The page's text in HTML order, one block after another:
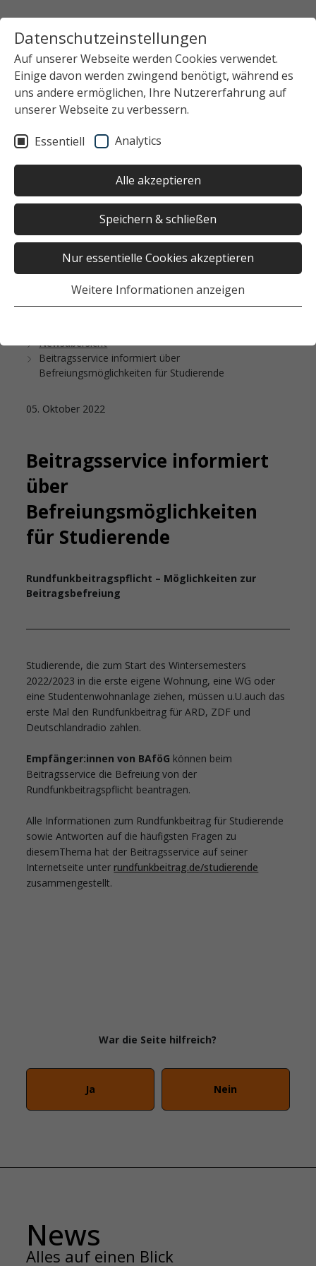
Datenschutzeinstellungen
Auf unserer Webseite werden Cookies verwendet.
Einige davon werden zwingend benötigt, während es
uns andere ermöglichen, Ihre Nutzererfahrung auf
unserer Webseite zu verbessern.
Essentiell Analytics
Alle akzeptieren
Speichern & schließen
Nur essentielle Cookies akzeptieren
Weitere Informationen anzeigen
Newsübersicht
Beitragsservice informiert über
Befreiungsmöglichkeiten für Studierende
05. Oktober 2022
Beitragsservice informiert
über
Befreiungsmöglichkeiten
für Studierende
Rundfunkbeitragspflicht – Möglichkeiten zur
Beitragsbefreiung
Studierende, die zum Start des Wintersemesters
2022/2023 in die erste eigene Wohnung, eine WG oder
eine Studentenwohnanlage ziehen, müssen u.U.auch das
erste Mal den Rundfunkbeitrag für ARD, ZDF und
Deutschlandradio zahlen.
Empfänger:innen von BAföG können beim
Beitragsservice die Befreiung von der
Rundfunkbeitragspflicht beantragen.
Alle Informationen zum Rundfunkbeitrag für Studierende
sowie Antworten auf die häufigsten Fragen zu
diesemThema hat der Beitragsservice auf seiner
Internetseite unterrundfunkbeitrag.de/studierende
zusammengestellt.
War die Seite hilfreich?
Ja Nein
News
Alles auf einen Blick